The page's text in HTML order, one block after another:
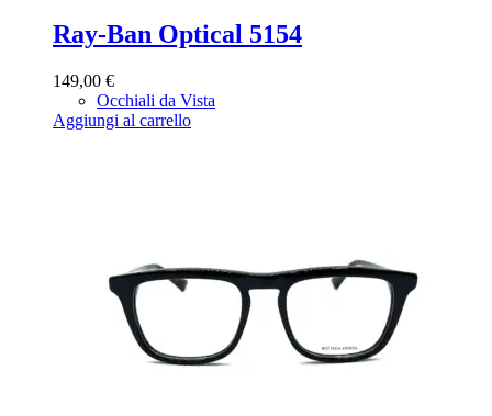
Ray-Ban Optical 5154
149,00 €
Occhiali da Vista
Aggiungi al carrello